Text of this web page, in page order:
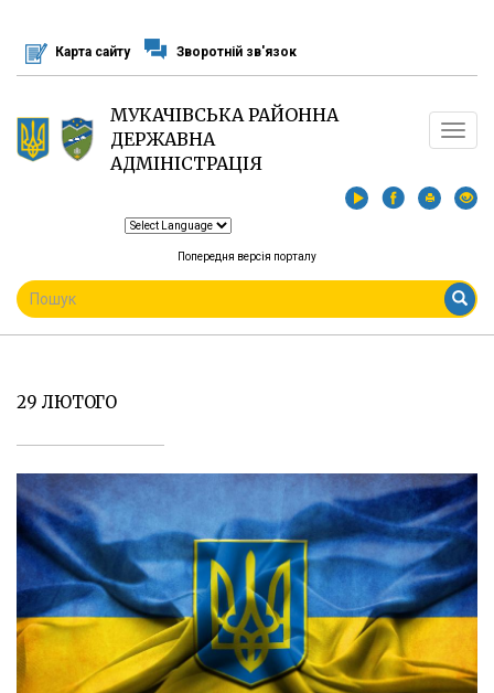
основного
матеріалу
Карта сайту Зворотній зв'язок
МУКАЧІВСЬКА РАЙОННА
ДЕРЖАВНА
АДМІНІСТРАЦІЯ
Toggle
Попередня версія порталу
ПОШУКОВА
ФОРМА
Пошук
29 ЛЮТОГО